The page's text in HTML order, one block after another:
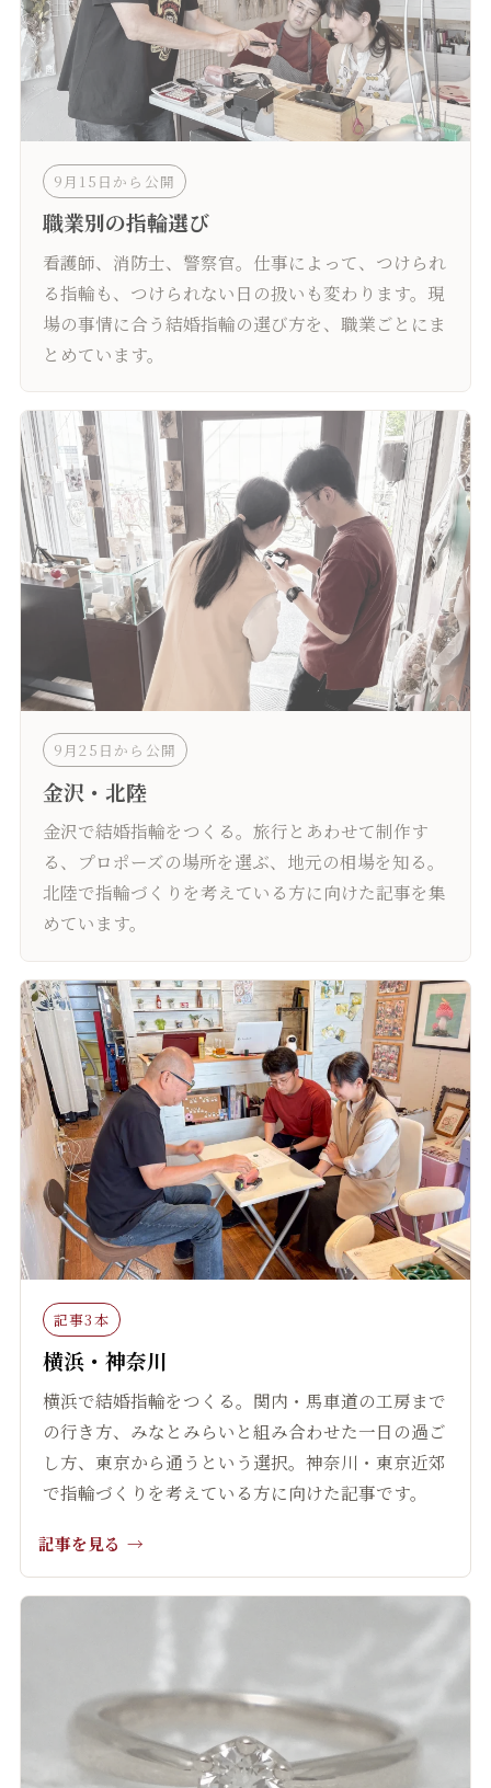
9月15日から公開
職業別の指輪選び
看護師、消防士、警察官。仕事によって、つけられ
る指輪も、つけられない日の扱いも変わります。現
場の事情に合う結婚指輪の選び方を、職業ごとにま
とめています。
9月25日から公開
金沢・北陸
金沢で結婚指輪をつくる。旅行とあわせて制作す
る、プロポーズの場所を選ぶ、地元の相場を知る。
北陸で指輪づくりを考えている方に向けた記事を集
めています。
記事3本
横浜・神奈川
横浜で結婚指輪をつくる。関内・馬車道の工房まで
の行き方、みなとみらいと組み合わせた一日の過ご
し方、東京から通うという選択。神奈川・東京近郊
で指輪づくりを考えている方に向けた記事です。
記事を見る